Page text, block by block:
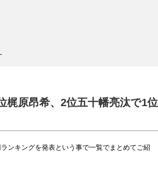
梶原昂希、2位五十幡亮汰で1位
ンキングを発表という事で一覧でまとめてご紹